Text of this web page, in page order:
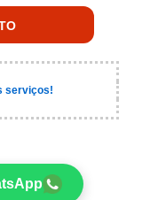
serviços!